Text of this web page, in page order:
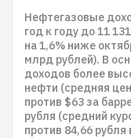
Нефтегазовые
год к году до 11
на 1,6% ниже
млрд рублей). В
доходов более
нефти (средняя
против $63 за
рубля (средний
против 84,66 рубля